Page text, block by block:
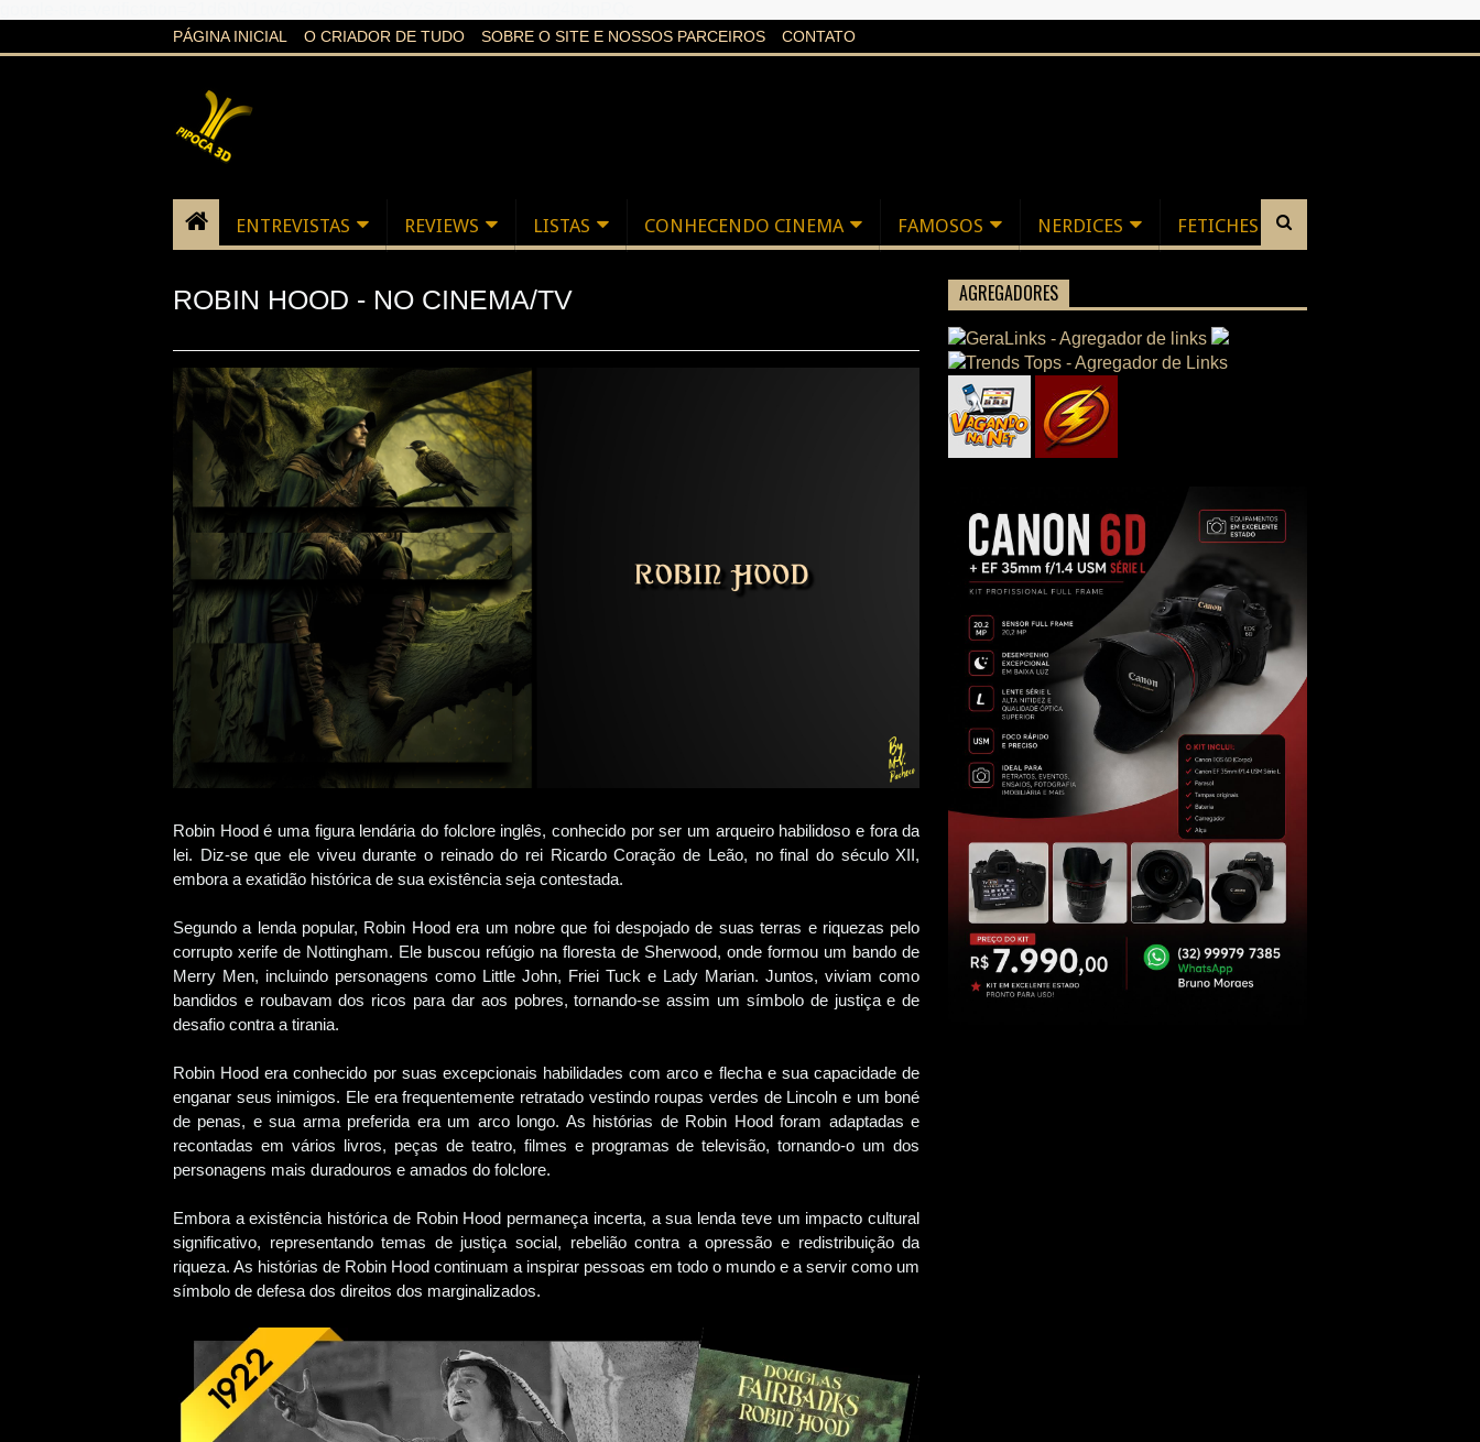
PÁGINA INICIAL O CRIADOR DE TUDO SOBRE O SITE E NOSSOS PARCEIROS CONTATO
ENTREVISTAS REVIEWS LISTAS CONHECENDO CINEMA FAMOSOS NERDICES FETICHES
ROBIN HOOD - NO CINEMA/TV
Robin Hood é uma figura lendária do folclore inglês, conhecido por ser um arqueiro habilidoso e fora da
lei. Diz-se que ele viveu durante o reinado do rei Ricardo Coração de Leão, no final do século XII,
embora a exatidão histórica de sua existência seja contestada.
Segundo a lenda popular, Robin Hood era um nobre que foi despojado de suas terras e riquezas pelo
corrupto xerife de Nottingham. Ele buscou refúgio na floresta de Sherwood, onde formou um bando de
Merry Men, incluindo personagens como Little John, Friei Tuck e Lady Marian. Juntos, viviam como
bandidos e roubavam dos ricos para dar aos pobres, tornando-se assim um símbolo de justiça e de
desafio contra a tirania.
Robin Hood era conhecido por suas excepcionais habilidades com arco e flecha e sua capacidade de
enganar seus inimigos. Ele era frequentemente retratado vestindo roupas verdes de Lincoln e um boné
de penas, e sua arma preferida era um arco longo. As histórias de Robin Hood foram adaptadas e
recontadas em vários livros, peças de teatro, filmes e programas de televisão, tornando-o um dos
personagens mais duradouros e amados do folclore.
Embora a existência histórica de Robin Hood permaneça incerta, a sua lenda teve um impacto cultural
significativo, representando temas de justiça social, rebelião contra a opressão e redistribuição da
riqueza. As histórias de Robin Hood continuam a inspirar pessoas em todo o mundo e a servir como um
símbolo de defesa dos direitos dos marginalizados.
AGREGADORES